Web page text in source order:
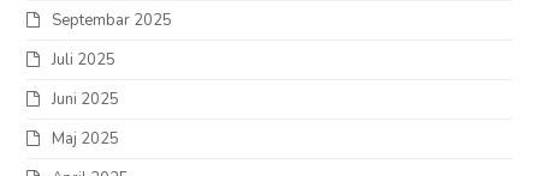
Septembar 2025
Juli 2025
Juni 2025
Maj 2025